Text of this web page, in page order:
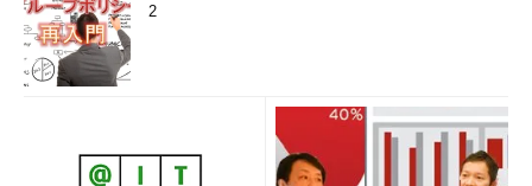
（2）書き込み速度を指定する。書き込み可能
な最大速度が指定されているので、通常は変更す
る必要はない。
（3）［次へ］ボタンをクリックすると、デー
書き込みが終わったら［ディスクへの書き込み］ウィザードが
2